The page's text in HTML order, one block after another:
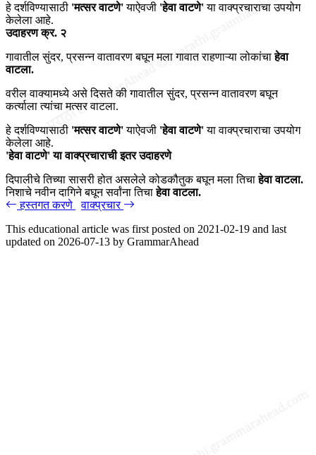
हे दर्शविण्यासाठी 'मत्सर वाटणे'याऐवजी 'हेवा वाटणे'या वाक्प्रचाराचा उपयोग
केलेला आहे.
उदाहरण क्र. २
गावातील सुंदर, प्रसन्न वातावरण बघून मला गावात राहणाऱ्या लोकांचाहेवा
वाटला.
वरील वाक्यामध्ये असे दिसते की गावातील सुंदर, प्रसन्न वातावरण बघून
कर्त्याला त्यांचा मत्सर वाटला.
हे दर्शविण्यासाठी 'मत्सर वाटणे'याऐवजी 'हेवा वाटणे'या वाक्प्रचाराचा उपयोग
केलेला आहे.
'हेवा वाटणे' या वाक्प्रचाराची इतर उदाहरणे
दिपालीचे तिच्या सासरी होत असलेले कोडकौतुक बघून मला तिचाहेवा वाटला.
निशाचे नवीन दागिने बघून सर्वांना तिचाहेवा वाटला.
हस्तगत करणे
वाक्प्रचार
This educational article was first posted on 2021-02-19 and last
updated on 2026-07-13 by GrammarAhead